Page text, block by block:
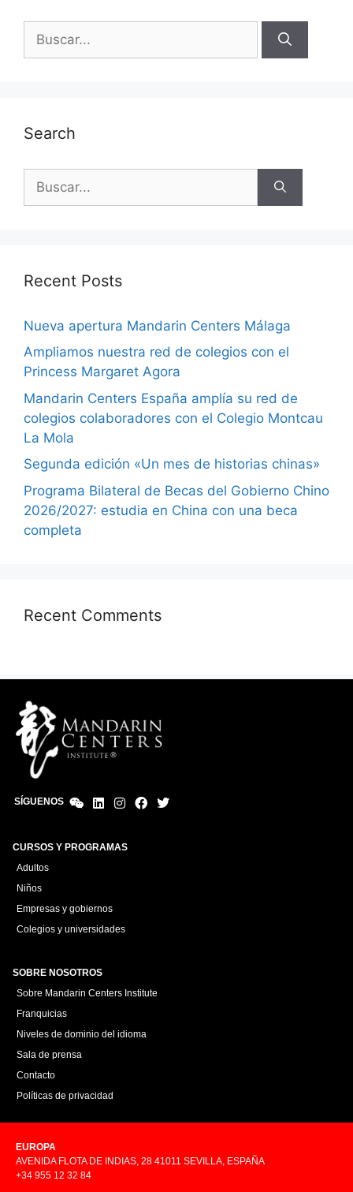
Search
Recent Posts
Nueva apertura Mandarin Centers Málaga
Ampliamos nuestra red de colegios con el
Princess Margaret Agora
Mandarin Centers España amplía su red de
colegios colaboradores con el Colegio Montcau
La Mola
Segunda edición «Un mes de historias chinas»
Programa Bilateral de Becas del Gobierno Chino
2026/2027: estudia en China con una beca
completa
Recent Comments
SÍGUENOS
CURSOS Y PROGRAMAS
Adultos
Niños
Empresas y gobiernos
Colegios y universidades
SOBRE NOSOTROS
Sobre Mandarin Centers Institute
Franquicias
Niveles de dominio del idioma
Sala de prensa
Contacto
Políticas de privacidad
EUROPA
AVENIDA FLOTA DE INDIAS, 28 41011 SEVILLA, ESPAÑA
+34 955 12 32 84